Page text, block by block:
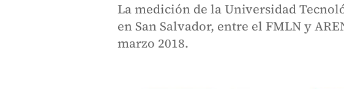
La medición de la Universidad
en San Salvador, entre el FMLN y
marzo 2018.